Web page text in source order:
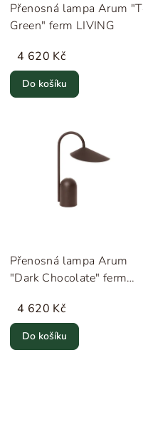
Přenosná lampa Arum
Green" ferm LIVING
4 620 Kč
Do košíku
Přenosná lampa Arum
"Dark Chocolate" ferm
4 620 Kč
Do košíku